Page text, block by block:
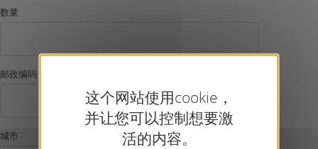
数量
邮政编码
城市
这个网站使用cookie，
并让您可以控制想要激
活的内容。